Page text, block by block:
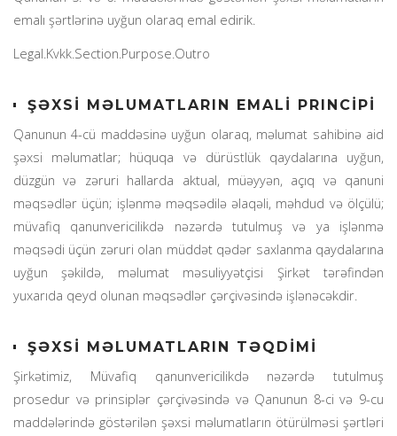
emalı şərtlərinə uyğun olaraq emal edirik.
Legal.Kvkk.Section.Purpose.Outro
ŞƏXSİ MƏLUMATLARIN EMALİ PRINCİPİ
Qanunun 4-cü maddəsinə uyğun olaraq, məlumat sahibinə aid
şəxsi məlumatlar; hüquqa və dürüstlük qaydalarına uyğun,
düzgün və zəruri hallarda aktual, müəyyən, açıq və qanuni
məqsədlər üçün; işlənmə məqsədilə əlaqəli, məhdud və ölçülü;
müvafiq qanunvericilikdə nəzərdə tutulmuş və ya işlənmə
məqsədi üçün zəruri olan müddət qədər saxlanma qaydalarına
uyğun şəkildə, məlumat məsuliyyətçisi Şirkət tərəfindən
yuxarıda qeyd olunan məqsədlər çərçivəsində işlənəcəkdir.
ŞƏXSİ MƏLUMATLARIN TƏQDİMİ
Şirkətimiz, Müvafiq qanunvericilikdə nəzərdə tutulmuş
prosedur və prinsiplər çərçivəsində və Qanunun 8-ci və 9-cu
maddələrində göstərilən şəxsi məlumatların ötürülməsi şərtləri